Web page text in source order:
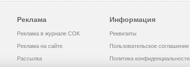
Реклама
Реклама в журнале СОК
Реклама на сайте
Рассылка
Информация
Реквизиты
Пользовательское соглашение
Политика конфиденциальности